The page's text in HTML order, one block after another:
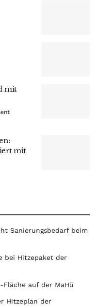
mit
mit
Sanierungsbedarf beim
bei Hitzepaket der
Fläche auf der MaHü
Hitzeplan der